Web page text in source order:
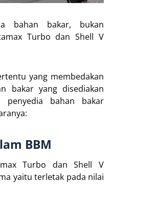
bahan bakar, bukan
Turbo dan Shell V
yang membedakan
bakar yang disediakan
penyedia bahan bakar
BBM
Turbo dan Shell V
yaitu terletak pada nilai